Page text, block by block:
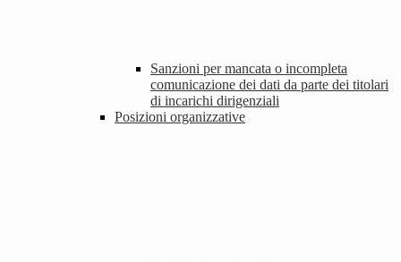
Sanzioni per mancata o incompleta
comunicazione dei dati da parte dei titolari
di incarichi dirigenziali
Posizioni organizzative